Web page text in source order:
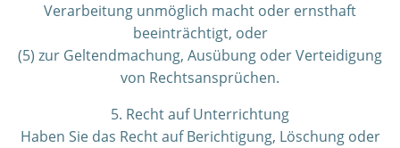
Verarbeitung unmöglich macht oder ernsthaft
beeinträchtigt, oder
(5) zur Geltendmachung, Ausübung oder Verteidigung
von Rechtsansprüchen.
5. Recht auf Unterrichtung
Haben Sie das Recht auf Berichtigung, Löschung oder